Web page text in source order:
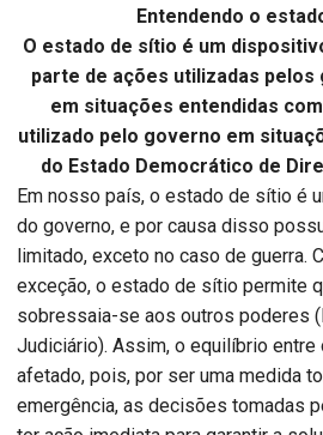
Entendendo o
O estado de sítio é um
parte de ações utilizadas
em situações entendidas
utilizado pelo governo em
do Estado Democrático de
Em nosso país, o estado de sítio é
do governo, e por causa disso
limitado, exceto no caso de guerra.
exceção, o estado de sítio permite
sobressaia-se aos outros poderes
Judiciário). Assim, o equilíbrio
afetado, pois, por ser uma medida
emergência, as decisões tomadas